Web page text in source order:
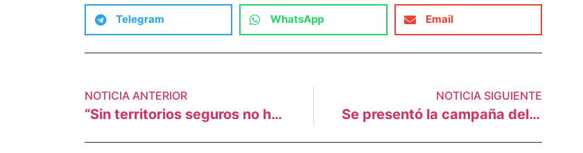
Telegram WhatsApp Email
NOTICIA ANTERIOR
“Sin territorios seguros no hay seguridad para los pueblos indígenas”
NOTICIA SIGUIENTE
Se presentó la campaña del Tratado de No Proliferación de Combustibles Fósiles